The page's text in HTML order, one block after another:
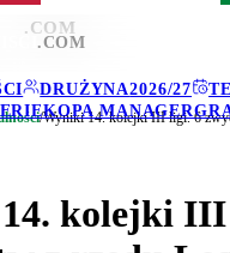
.COM
DRUŻYNA2026/27
KOPA MANAGER
.COM
/Wyniki 14. kolejki III ligi. 6
kolejki